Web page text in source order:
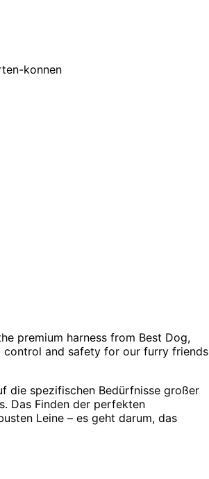
premium harness from Best Dog,
control and safety for our furry
die spezifischen Bedürfnisse großer
Das Finden der perfekten
Leine – es geht darum, das